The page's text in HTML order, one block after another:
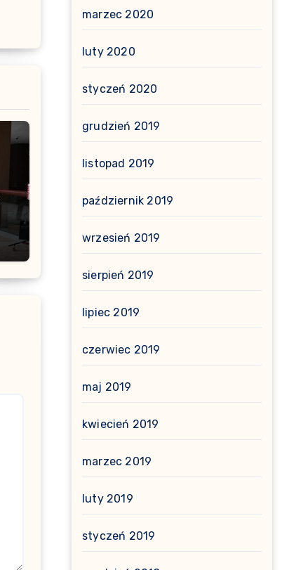
marzec 2020
luty 2020
styczeń 2020
grudzień 2019
listopad 2019
październik 2019
wrzesień 2019
sierpień 2019
lipiec 2019
czerwiec 2019
maj 2019
kwiecień 2019
marzec 2019
luty 2019
styczeń 2019